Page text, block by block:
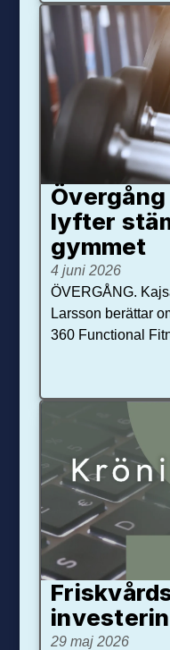
lyfter
gymmet
4 juni 2026
ÖVERGÅNG.
Larsson berättar
360 Functional
29 maj 2026